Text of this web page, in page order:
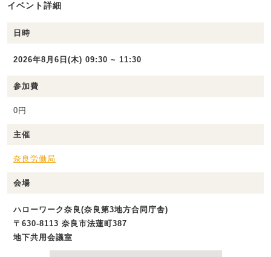
イベント詳細
日時
2026年8月6日(木) 09:30 ~ 11:30
参加費
0円
主催
奈良労働局
会場
ハローワーク奈良(奈良第3地方合同庁舎)
〒630-8113 奈良市法蓮町387
地下共用会議室